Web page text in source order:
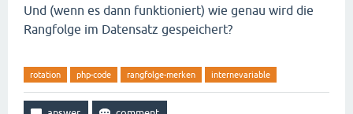
Und (wenn es dann funktioniert) wie genau wird die
Rangfolge im Datensatz gespeichert?
rotation php-code rangfolge-merken internevariable